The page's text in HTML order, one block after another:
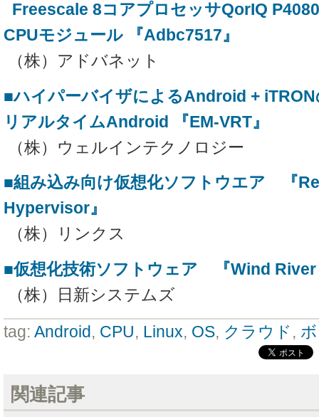
Freescale 8コアプロセッサQorIQ
CPUモジュール 『Adbc7517』
（株）アドバネット
■ハイパーバイザによるAndroid +
リアルタイムAndroid 『EM-VRT』
（株）ウェルインテクノロジー
■組み込み向け仮想化ソフトウエア 『
Hypervisor』
（株）リンクス
■仮想化技術ソフトウェア 『Wind
（株）日新システムズ
tag: Android , CPU, Linux, OS, クラウド ,
関連記事